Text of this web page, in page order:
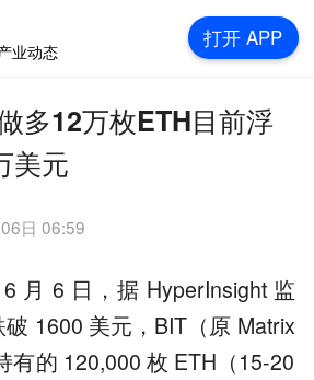
多12万枚ETH目前浮
美元
日 06:59
月 6 日，据 HyperInsight 监
1600 美元，BIT（原 Matrix
有的 120,000 枚 ETH（15-20
业动态
打开 APP